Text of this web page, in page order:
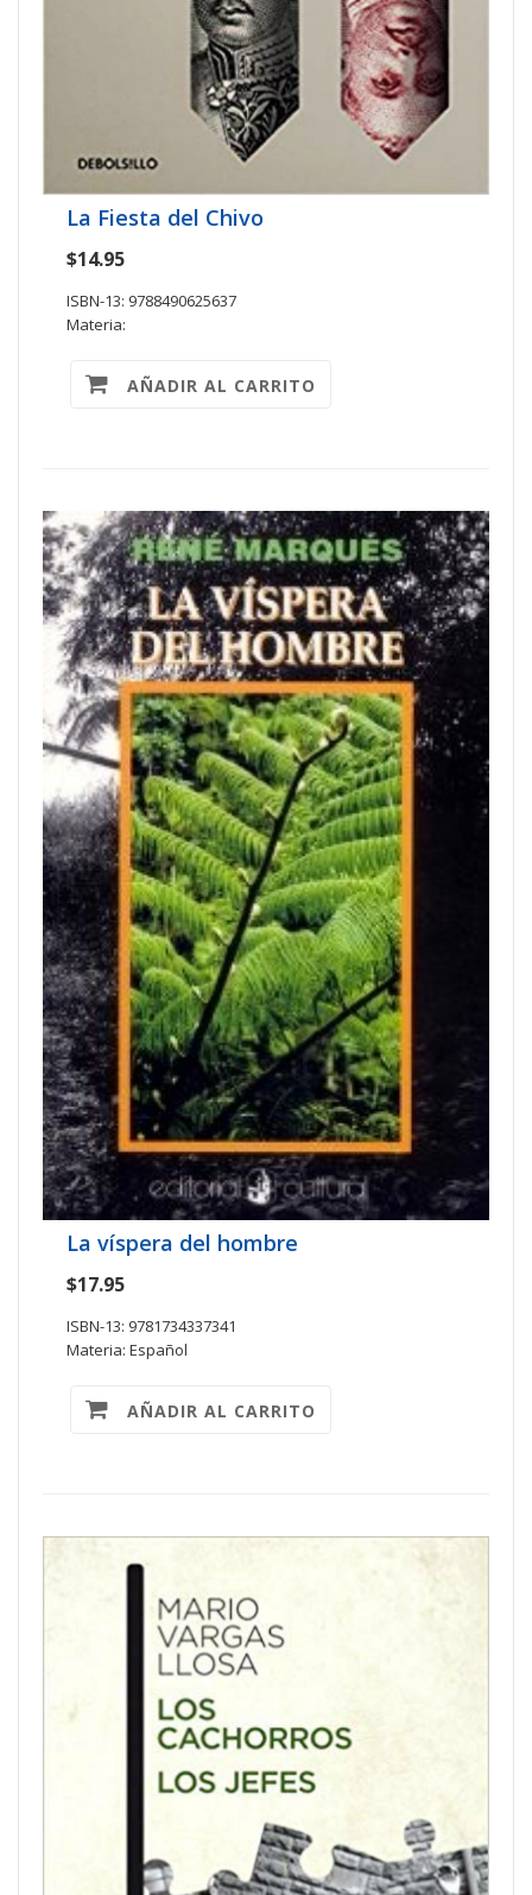
La Fiesta del Chivo
$14.95
ISBN-13: 9788490625637
Materia:
AÑADIR AL CARRITO
La víspera del hombre
$17.95
ISBN-13: 9781734337341
Materia: Español
AÑADIR AL CARRITO